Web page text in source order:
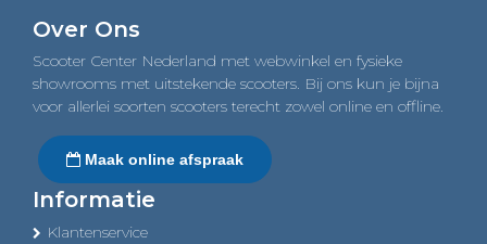
Over Ons
Scooter Center Nederland met webwinkel en fysieke
showrooms met uitstekende scooters. Bij ons kun je bijna
voor allerlei soorten scooters terecht zowel online en offline.
Maak online afspraak
Informatie
Klantenservice